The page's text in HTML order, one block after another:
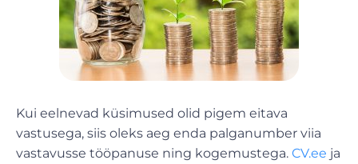
Kui eelnevad küsimused olid pigem eitava
vastusega, siis oleks aeg enda palganumber viia
vastavusse tööpanuse ning kogemustega. CV.ee ja